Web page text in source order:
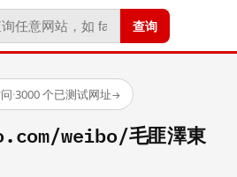
查询
·3000 个已测试网址→
weibo/毛匪澤東